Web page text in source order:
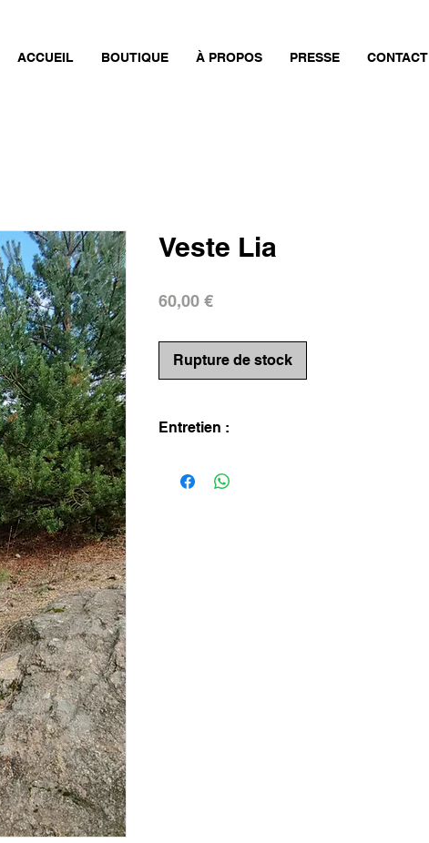
ACCUEIL BOUTIQUE À PROPOS PRESSE CONTACT
Veste Lia
60,00 €Prix
Rupture de stock
Entretien :